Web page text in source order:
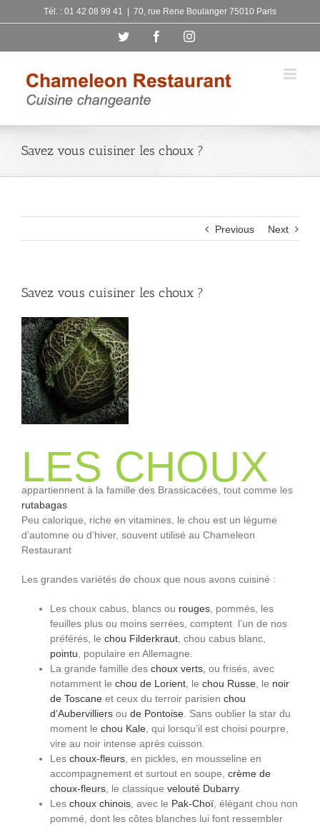
to
Tél. : 01 42 08 99 41 70, rue Rene Boulanger 75010 Paris
Twitter FacebookInstagram
Savez vous cuisiner les choux ?
Previous Next
Savez vous cuisiner les choux ?
LES CHOUX
appartiennent à la famille des Brassicacées, tout comme les
rutabagas
Peu calorique, riche en vitamines, le chou est un légume
d’automne ou d’hiver, souvent utilisé au Chameleon
Restaurant
Les grandes variétés de choux que nous avons cuisiné :
Les choux cabus, blancs ou rouges, pommés, les
feuilles plus ou moins serrées, comptent l’un de nos
préférés, le chou Filderkraut, chou cabus blanc,
pointu, populaire en Allemagne.
La grande famille des choux verts, ou frisés, avec
notamment le chou de Lorient, le chou Russe, le noir
de Toscane et ceux du terroir parisien chou
d’Aubervilliers ou de Pontoise. Sans oublier la star du
moment le chou Kale, qui lorsqu’il est choisi pourpre,
vire au noir intense après cuisson.
Les choux-fleurs, en pickles, en mousseline en
accompagnement et surtout en soupe, crème de
choux-fleurs, le classique velouté Dubarry.
Les choux chinois, avec le Pak-Choï, élégant chou non
pommé, dont les côtes blanches lui font ressembler